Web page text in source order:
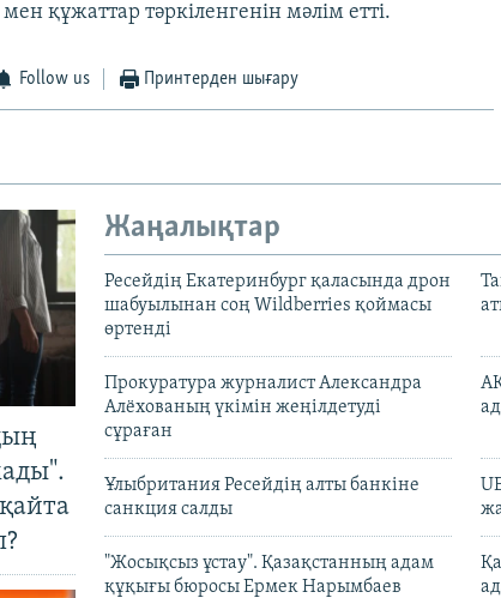
құжаттар тәркіленгенін мәлім етті.
Follow us Принтерден шығару
Жаңалықтар
Ресейдің Екатеринбург қаласында дрон
шабуылынан соң Wildberries қоймасы
өртенді
Прокуратура журналист Александра
Алёхованың үкімін жеңілдетуді
сұраған
Ұлыбритания Ресейдің алты банкіне
санкция салды
"Жосықсыз ұстау". Қазақстанның адам
құқығы бюросы Ермек Нарымбаев